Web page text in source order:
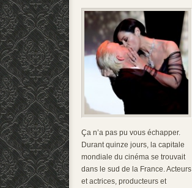
Ça n’a pas pu vous échapper.
Durant quinze jours, la capitale
mondiale du cinéma se trouvait
dans le sud de la France. Acteurs
et actrices, producteurs et